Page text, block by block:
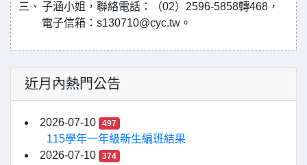
三、 子涵小姐，聯絡電話：（02）2596-5858轉468，
電子信箱：s130710@cyc.tw。
近月內熱門公告
2026-07-10 497
115學年一年級新生編班結果
2026-07-10
374